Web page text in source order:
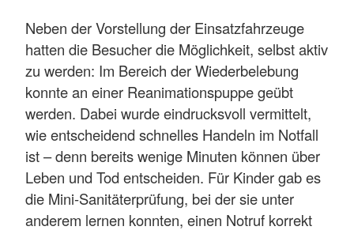
Neben der Vorstellung der Einsatzfahrzeuge
hatten die Besucher die Möglichkeit, selbst aktiv
zu werden: Im Bereich der Wiederbelebung
konnte an einer Reanimationspuppe geübt
werden. Dabei wurde eindrucksvoll vermittelt,
wie entscheidend schnelles Handeln im Notfall
ist – denn bereits wenige Minuten können über
Leben und Tod entscheiden. Für Kinder gab es
die Mini-Sanitäterprüfung, bei der sie unter
anderem lernen konnten, einen Notruf korrekt